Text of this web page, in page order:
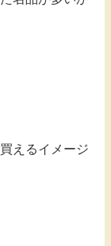
えるイメージ